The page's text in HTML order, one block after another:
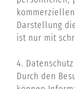
Darstellung
ist nur mit
4. Datenschutz
Durch den